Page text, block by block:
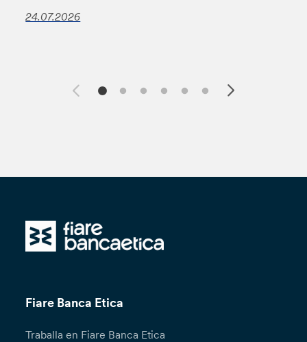
24.07.2026
Fiare Banca Etica
Traballa en Fiare Banca Etica